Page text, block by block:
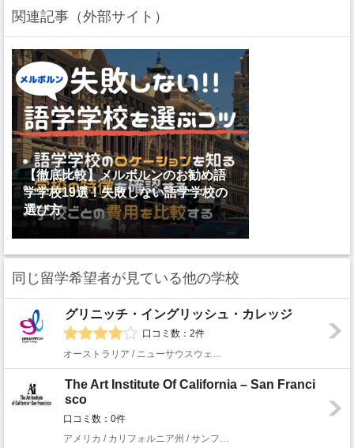
関連記事（外部サイト）
【徹底比較】メルボルンのお勧め語
学学校19選！失敗しない語学学校の
選び方
同じ留学希望者が見ている他の学校
グリニッチ・イングリッシュ・カレッジ
口コミ数：2件
オーストラリア / ニューサウスウェールズ州 / シドニー
The Art Institute Of California – San Franci
sco
口コミ数：0件
アメリカ / カリフォルニア州 / サンフランシスコ